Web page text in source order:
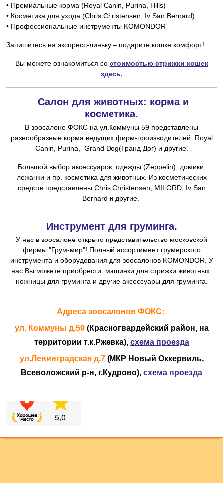
• Премиальные корма (Royal Canin, Purina, Hills)
• Косметика для ухода (Chris Christensen, Iv San Bernard)
• Профессиональные инструменты KOMONDOR
Запишитесь на экспресс-линьку – подарите кошке комфорт!
Вы можете ознакомиться со стоимостью стрижки кошек
здесь.
Салон для животных: корма и
косметика.
В зоосалоне ФОКС на ул.Коммуны 59 представлены
разнообразные корма ведущих фирм-производителей: Royal
Canin, Purina, Grand Dog(Гранд Дог) и другие.
Большой выбор аксессуаров, одежды (Zeppelin), домики,
лежанки и пр. косметика для животных. Из косметических
средств представлены ChrisChristensen, MILORD, Iv San
Bernard и другие.
Инструмент для груминга.
У нас в зоосалоне открыто представительство московской
фирмы "Грум-мир"! Полный ассортимент грумерского
инструмента и оборудования для зоосалонов KOMONDOR. У
нас Вы можете приобрести: машинки для стрижки животных,
ножницы для груминга и другие аксессуары для груминга.
Адреса зоосалонов ФОКС:
ул. Коммуны д.59 (Красногвардейский район, на
территории т.к.Ржевка), схема проезда
ул.Ленинградская д.7 (МКР Новый Оккервиль,
Всеволожский р-н, г.Кудрово), схема проезда